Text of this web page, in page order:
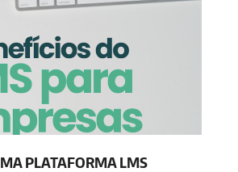
PLATAFORMA LMS